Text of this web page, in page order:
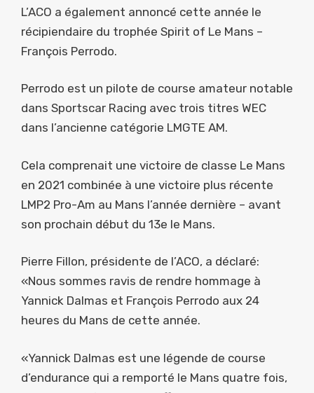
L’ACO a également annoncé cette année le
récipiendaire du trophée Spirit of Le Mans –
François Perrodo.
Perrodo est un pilote de course amateur notable
dans Sportscar Racing avec trois titres WEC
dans l’ancienne catégorie LMGTE AM.
Cela comprenait une victoire de classe Le Mans
en 2021 combinée à une victoire plus récente
LMP2 Pro-Am au Mans l’année dernière – avant
son prochain début du 13e le Mans.
Pierre Fillon, présidente de l’ACO, a déclaré:
«Nous sommes ravis de rendre hommage à
Yannick Dalmas et François Perrodo aux 24
heures du Mans de cette année.
«Yannick Dalmas est une légende de course
d’endurance qui a remporté le Mans quatre fois,